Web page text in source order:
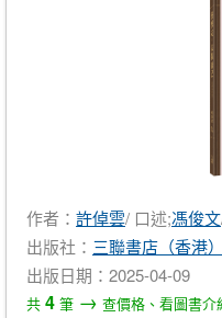
作者： 許倬雲/ 口述;馮俊文
出版社： 三聯書店（香港
出版日期：2025-04-09
共 4 筆 → 查價格、看圖書介